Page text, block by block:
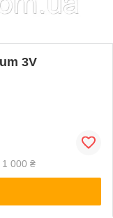
3V
1 000 ₴